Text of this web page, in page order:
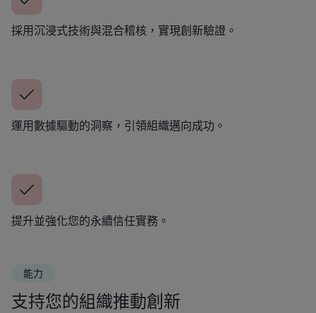
採用沉浸式技術與混合稽核，實現創新驗證。
運用數據驅動的洞察，引領組織邁向成功。
提升並強化您的永續信任實務。
能力
支持您的組織推動創新